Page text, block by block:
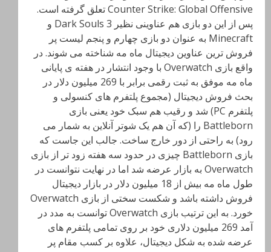
Counter Strike: Global Offensive تعلق گرفته است.
پس از این دو بازی هم عناوینی نظیر Dark Souls 3 و
Minecraft به عنوان دو بازی چهارم و پنجم لیست پر
فروش ترین عناوین دیجیتال ماه مه شناخته می شوند. در
واقع بازی Overwatch با وجود انتشار در هفته ی پایانی
ماه مه موفق به ثبت رقمی برابر با 269 میلیون دلار در
بحث فروش دیجیتال (مجموع پلتفرم های کنسولی و
پلتفرم PC) شد و رقیب هم سبک خود یعنی بازی
Battleborn را (که آن هم یک شوتر آنلاین به شمار می
رود) به راحتی از دور خارج ساخت. جالب این جاست که
بازی Battleborn
چیزی در حدود سه هفته زود تر از بازی
Overwatch به بازار عرضه شد اما در نهایت نتوانست در
طول ماه مه بیش از 18 میلیون دلار در بازار دیجیتال
فروش داشته باشد و شکست سختی از بازی Overwatch
خورد. به این ترتیب بازی Overwatch توانست به مدد در
آمد 269 میلیون دلاری خود بر روی تمامی پلتفرم های
عرضه شده به شکل دیجیتال، علاوه بر کسب مقام پر